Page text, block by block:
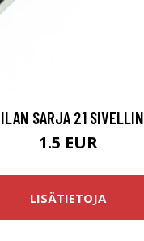
SARJA 21 SIVELLIN
1.5 EUR
LISÄTIETOJA